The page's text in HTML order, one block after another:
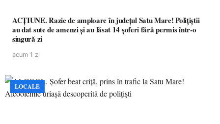
ACȚIUNE. Razie de amploare în județul Satu Mare! Polițiștii
au dat sute de amenzi și au lăsat 14 șoferi fără permis într-o
singură zi
acum 1 zi
LOCALE